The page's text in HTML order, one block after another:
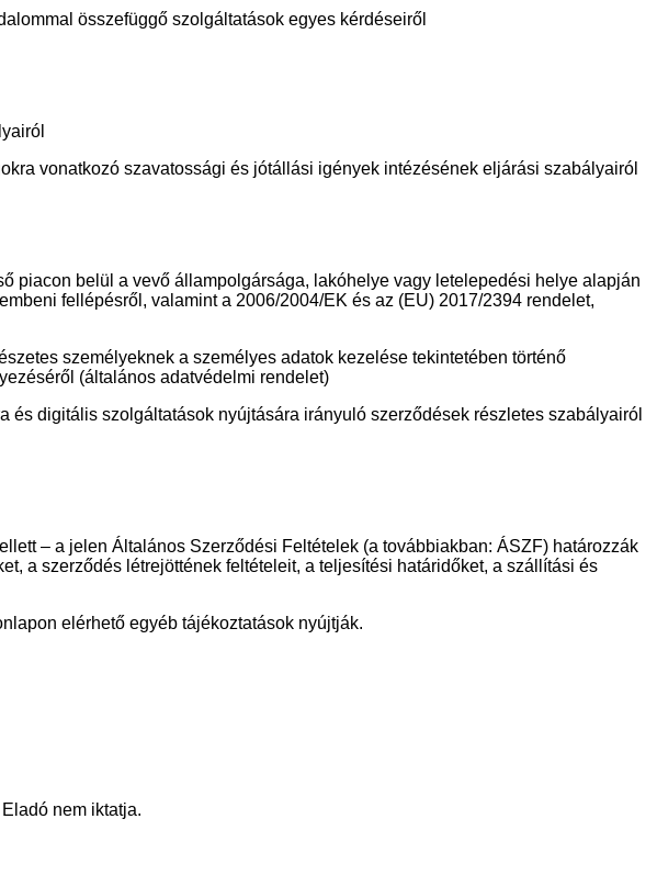
összefüggő szolgáltatások egyes kérdéseiről
vonatkozó szavatossági és jótállási igények intézésének eljárási szabályairól
piacon belül a vevő állampolgársága, lakóhelye vagy letelepedési helye alapján
fellépésről, valamint a 2006/2004/EK és az (EU) 2017/2394 rendelet,
személyeknek a személyes adatok kezelése tekintetében történő
(általános adatvédelmi rendelet)
digitális szolgáltatások nyújtására irányuló szerződések részletes szabályairól
– a jelen Általános Szerződési Feltételek (a továbbiakban: ÁSZF) határozzák
a szerződés létrejöttének feltételeit, a teljesítési határidőket, a szállítási és
elérhető egyéb tájékoztatások nyújtják.
nem iktatja.